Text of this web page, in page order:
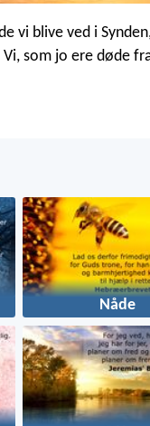
vi blive ved i
som jo ere døde
Nåde